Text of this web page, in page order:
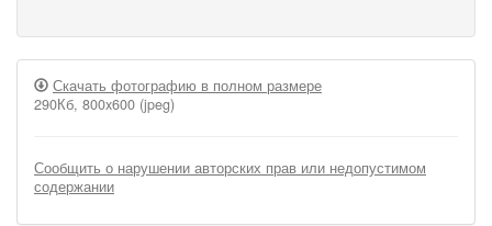
Скачать фотографию в полном размере
290Кб, 800x600 (jpeg)
Сообщить о нарушении авторских прав или недопустимом
содержании